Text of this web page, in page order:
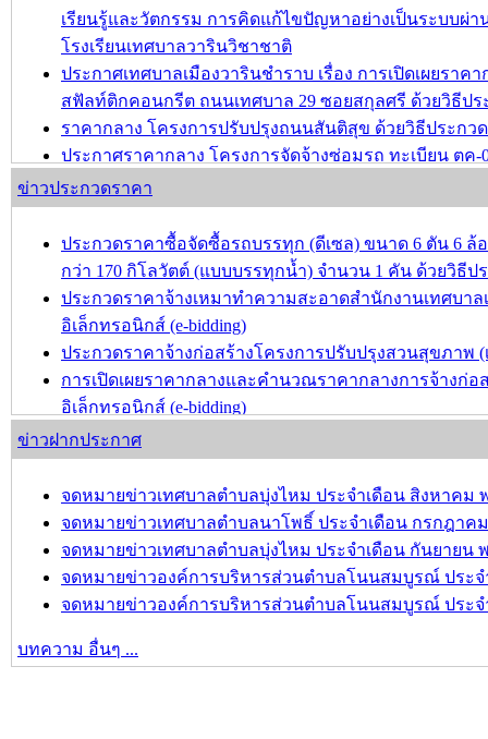
เรียนรู้และวัตกรรม การคิดแก้ไขปัญหาอย่างเป็นระบบผ่า
โรงเรียนเทศบาลวารินวิชาชาติ
ประกาศเทศบาลเมืองวารินชำราบ เรื่อง การเปิดเผยรา
สฟัลท์ติกคอนกรีต ถนนเทศบาล 29 ซอยสกุลศรี ด้วยวิธีปร
ราคากลาง โครงการปรับปรุงถนนสันติสุข ด้วยวิธีประกวด
ประกาศราคากลาง โครงการจัดจ้างซ่อมรถ ทะเบียน ตค-
ประกาศราคากลาง โครงการปรับปรุงชุมชนชลประทา
ข่าวประกวดราคา
ประกวดราคาซื้อจัดซื้อรถบรรทุก (ดีเซล) ขนาด 6 ตัน 6 ล้
กว่า 170 กิโลวัตต์ (แบบบรรทุกน้ำ) จำนวน 1 คัน ด้วยวิธีป
ประกวดราคาจ้างเหมาทำความสะอาดสำนักงานเทศบา
อิเล็กทรอนิกส์ (e-bidding)
ประกวดราคาจ้างก่อสร้างโครงการปรับปรุงสวนสุขภาพ
การเปิดเผยราคากลางและคำนวณราคากลางการจ้างก่
อิเล็กทรอนิกส์ (e-bidding)
ประกวดราคาจ้างก่อสร้างโครงการปรับปรุงผิวจราจรแ
ประกวดราคาอิเล็กทรอนิกส์ (e-bidding)
บทความ อื่นๆ ...
ข่าวฝากประกาศ
จดหมายข่าวเทศบาลตำบลบุ่งไหม ประจำเดือน สิงหาคม
จดหมายข่าวเทศบาลตำบลนาโพธิ์ ประจำเดือน กรกฎาคม
จดหมายข่าวเทศบาลตำบลบุ่งไหม ประจำเดือน กันยายน พ
จดหมายข่าวองค์การบริหารส่วนตำบลโนนสมบูรณ์ ประจ
จดหมายข่าวองค์การบริหารส่วนตำบลโนนสมบูรณ์ ประจ
บทความ อื่นๆ ...